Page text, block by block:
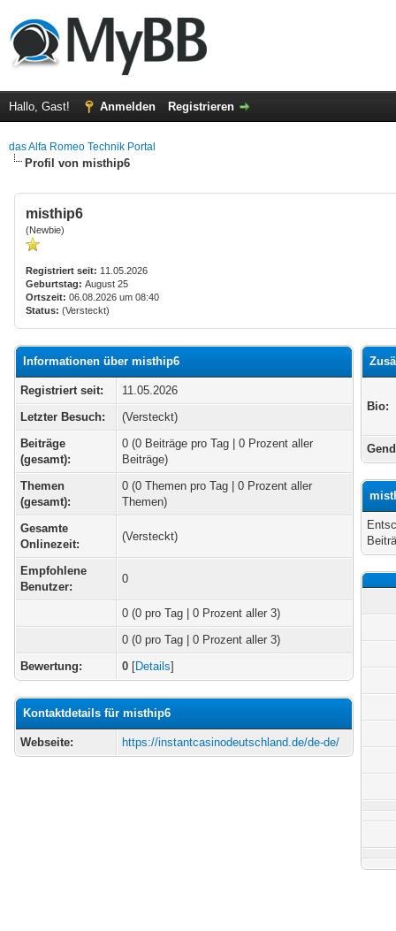
Hallo, Gast! Anmelden Registrieren
das Alfa Romeo Technik Portal
Profil von misthip6
misthip6
(Newbie)
Registriert seit: 11.05.2026
Geburtstag: August 25
Ortszeit: 06.08.2026 um 08:40
Status: (Versteckt)
Informationen über misthip6
Registriert seit:
11.05.2026
Letzter Besuch:
(Versteckt)
Beiträge
(gesamt):
0 (0 Beiträge pro Tag | 0 Prozent aller
Beiträge)
Themen
(gesamt):
0 (0 Themen pro Tag | 0 Prozent aller
Themen)
Gesamte
Onlinezeit:
(Versteckt)
Empfohlene
Benutzer:
0
0 (0 pro Tag | 0 Prozent aller 3)
0 (0 pro Tag | 0 Prozent aller 3)
Bewertung:
0 [Details]
Kontaktdetails für misthip6
Webseite: https://instantcasinodeutschland.de/de-de/
Bio: